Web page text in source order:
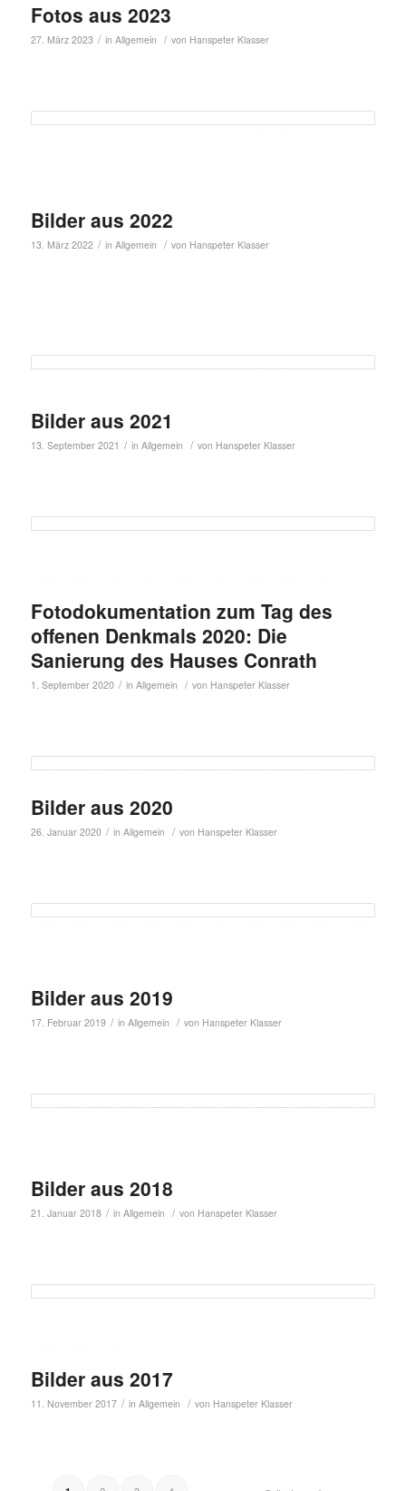
Fotos aus 2023
27. März 2023 / in Allgemein / von Hanspeter Klasser
Bilder aus 2022
13. März 2022 / in Allgemein / von Hanspeter Klasser
Bilder aus 2021
13. September 2021 / in Allgemein / von Hanspeter Klasser
Fotodokumentation zum Tag des
offenen Denkmals 2020: Die
Sanierung des Hauses Conrath
1. September 2020 / in Allgemein / von Hanspeter Klasser
Bilder aus 2020
26. Januar 2020 / in Allgemein / von Hanspeter Klasser
Bilder aus 2019
17. Februar 2019 / in Allgemein / von Hanspeter Klasser
Bilder aus 2018
21. Januar 2018 / in Allgemein / von Hanspeter Klasser
Bilder aus 2017
11. November 2017 / in Allgemein / von Hanspeter Klasser